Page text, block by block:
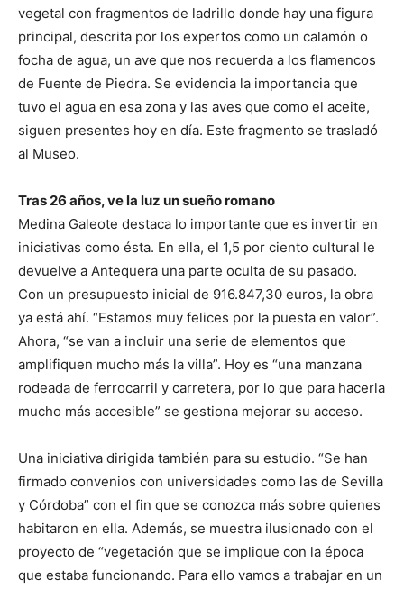
vegetal con fragmentos de ladrillo donde hay una figura
principal, descrita por los expertos como un calamón o
focha de agua, un ave que nos recuerda a los flamencos
de Fuente de Piedra. Se evidencia la importancia que
tuvo el agua en esa zona y las aves que como el aceite,
siguen presentes hoy en día. Este fragmento se trasladó
al Museo.
Tras 26 años, ve la luz un sueño romano
Medina Galeote destaca lo importante que es invertir en
iniciativas como ésta. En ella, el 1,5 por ciento cultural le
devuelve a Antequera una parte oculta de su pasado.
Con un presupuesto inicial de 916.847,30 euros, la obra
ya está ahí. “Estamos muy felices por la puesta en valor”.
Ahora, “se van a incluir una serie de elementos que
amplifiquen mucho más la villa”. Hoy es “una manzana
rodeada de ferrocarril y carretera, por lo que para hacerla
mucho más accesible” se gestiona mejorar su acceso.
Una iniciativa dirigida también para su estudio. “Se han
firmado convenios con universidades como las de Sevilla
y Córdoba” con el fin que se conozca más sobre quienes
habitaron en ella. Además, se muestra ilusionado con el
proyecto de “vegetación que se implique con la época
que estaba funcionando. Para ello vamos a trabajar en un